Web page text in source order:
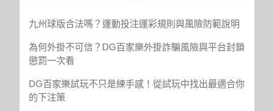
風
持
達
九州球版合法嗎？運動投注運彩規則與風險防範說明
為何外掛不可信？DG百家樂外掛詐騙風險與平台封鎖
懲罰一次看
DG百家樂試玩不只是練手感！從試玩中找出最適合你
的下注策